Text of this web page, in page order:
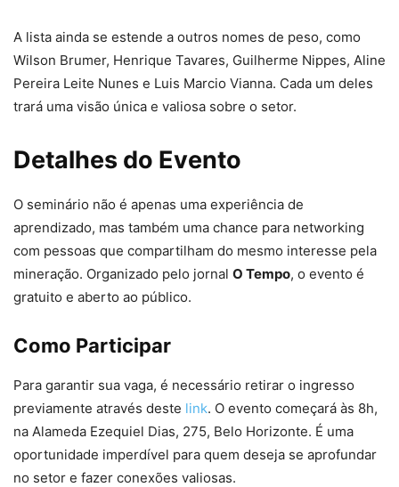
A lista ainda se estende a outros nomes de peso, como
Wilson Brumer, Henrique Tavares, Guilherme Nippes, Aline
Pereira Leite Nunes e Luis Marcio Vianna. Cada um deles
trará uma visão única e valiosa sobre o setor.
Detalhes do Evento
O seminário não é apenas uma experiência de
aprendizado, mas também uma chance para networking
com pessoas que compartilham do mesmo interesse pela
mineração. Organizado pelo jornal O Tempo, o evento é
gratuito e aberto ao público.
Como Participar
Para garantir sua vaga, é necessário retirar o ingresso
previamente através deste link. O evento começará às 8h,
na Alameda Ezequiel Dias, 275, Belo Horizonte. É uma
oportunidade imperdível para quem deseja se aprofundar
no setor e fazer conexões valiosas.